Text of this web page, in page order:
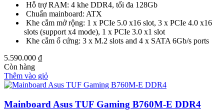
Hỗ trợ RAM: 4 khe DDR4, tối đa 128Gb
Chuẩn mainboard: ATX
Khe cắm mở rộng: 1 x PCIe 5.0 x16 slot, 3 x PCIe 4.0 x16
slots (support x4 mode), 1 x PCIe 3.0 x1 slot
Khe cắm ổ cứng: 3 x M.2 slots and 4 x SATA 6Gb/s ports
5.590.000 ₫
Còn hàng
Thêm vào giỏ
Mainboard Asus TUF Gaming B760M-E DDR4